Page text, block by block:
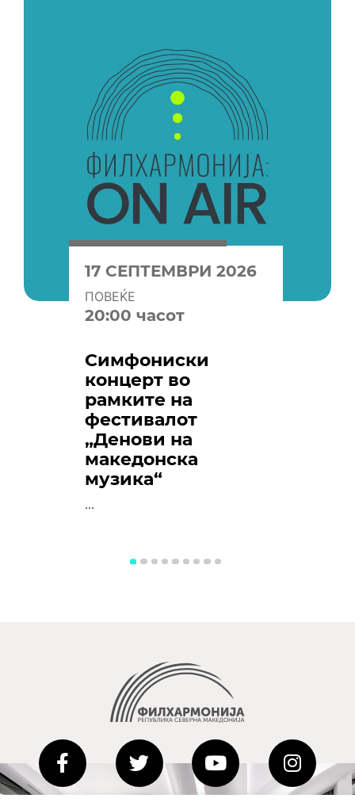
17 СЕПТЕМВРИ 2026
ПОВЕЌЕ
20:00 часот
Симфониски
концерт во
рамките на
фестивалот
„Денови на
македонска
музика“
...